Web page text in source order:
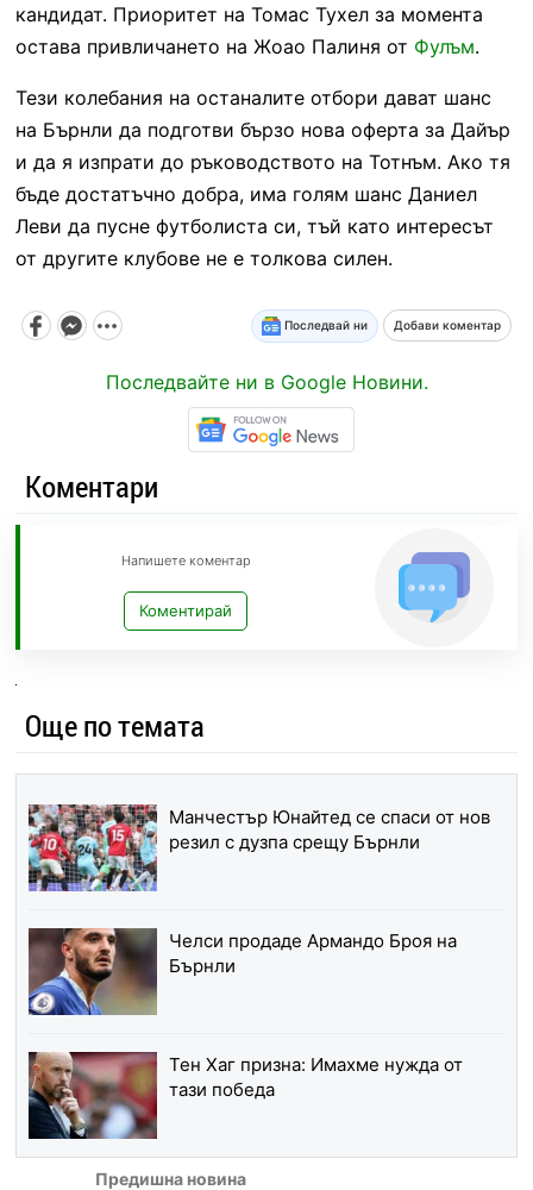
кандидат. Приоритет на Томас Тухел за момента
остава привличането на Жоао Палиня от Фулъм.
Тези колебания на останалите отбори дават шанс
на Бърнли да подготви бързо нова оферта за Дайър
и да я изпрати до ръководството на Тотнъм. Ако тя
бъде достатъчно добра, има голям шанс Даниел
Леви да пусне футболиста си, тъй като интересът
от другите клубове не е толкова силен.
Последвай ни Добави коментар
Последвайте ни в Google Новини.
Коментари
Напишете коментар
Коментирай
Още по темата
Манчестър Юнайтед се спаси от нов
резил с дузпа срещу Бърнли
Челси продаде Армандо Броя на
Бърнли
Тен Хаг призна: Имахме нужда от
тази победа